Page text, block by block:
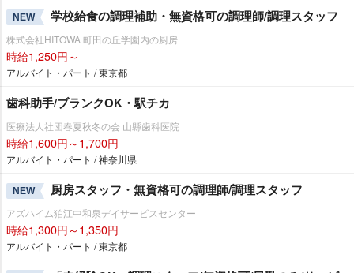
NEW 学校給食の調理補助・無資格可の調理師/調理スタッフ
株式会社HITOWA 町田の丘学園内の厨房
時給1,250円～
アルバイト・パート / 東京都
歯科助手/ブランクOK・駅チカ
医療法人社団春夏秋冬の会 山縣歯科医院
時給1,600円～1,700円
アルバイト・パート / 神奈川県
NEW 厨房スタッフ・無資格可の調理師/調理スタッフ
アズハイム狛江中和泉デイサービスセンター
時給1,300円～1,350円
アルバイト・パート / 東京都